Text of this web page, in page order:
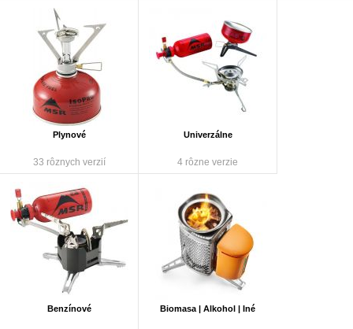
Plynové
33 rôznych verzií
Univerzálne
4 rôzne verzie
Benzínové Biomasa | Alkohol | Iné